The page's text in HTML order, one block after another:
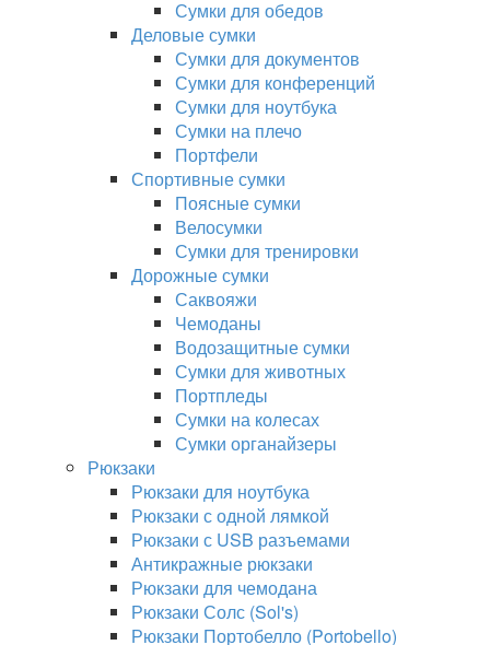
Сумки для обедов
Деловые сумки
Сумки для документов
Сумки для конференций
Сумки для ноутбука
Сумки на плечо
Портфели
Спортивные сумки
Поясные сумки
Велосумки
Сумки для тренировки
Дорожные сумки
Саквояжи
Чемоданы
Водозащитные сумки
Сумки для животных
Портпледы
Сумки на колесах
Сумки органайзеры
Рюкзаки
Рюкзаки для ноутбука
Рюкзаки с одной лямкой
Рюкзаки с USB разъемами
Антикражные рюкзаки
Рюкзаки для чемодана
Рюкзаки Солс (Sol's)
Рюкзаки Портобелло (Portobello)